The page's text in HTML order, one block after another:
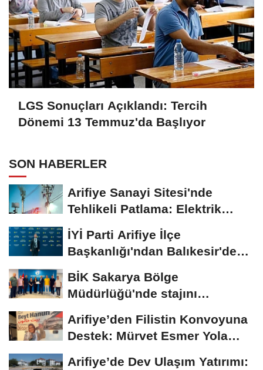
LGS Sonuçları Açıklandı: Tercih
Dönemi 13 Temmuz'da Başlıyor
SON HABERLER
Arifiye Sanayi Sitesi'nde
Tehlikeli Patlama: Elektrik
Altyapısı Çöktü,...
İYİ Parti Arifiye İlçe
Başkanlığı'ndan Balıkesir'deki
Büyük...
BİK Sakarya Bölge
Müdürlüğü'nde stajını
Arifiye’den Filistin Konvoyuna
Destek: Mürvet Esmer Yola
Arifiye’de Dev Ulaşım Yatırımı: